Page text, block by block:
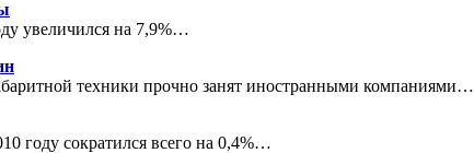
увеличился на 7,9%…
техники прочно занят иностранными компаниями…
году сократился всего на 0,4%…